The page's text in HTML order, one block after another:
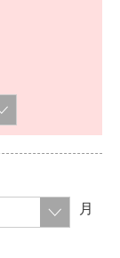
月